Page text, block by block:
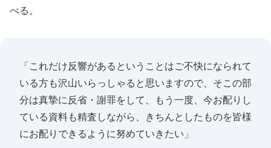
べる。
「これだけ反響があるということはご不快になられて
いる方も沢山いらっしゃると思いますので、そこの部
分は真摯に反省・謝罪をして、もう一度、今お配りし
ている資料も精査しながら、きちんとしたものを皆様
にお配りできるように努めていきたい」